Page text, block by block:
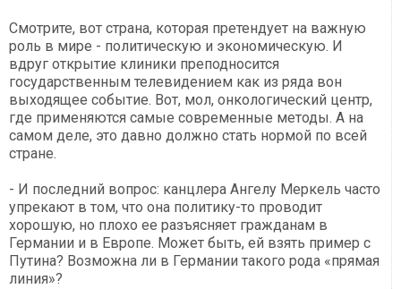
Смотрите, вот страна, которая претендует на важную
роль в мире - политическую и экономическую. И
вдруг открытие клиники преподносится
государственным телевидением как из ряда вон
выходящее событие. Вот, мол, онкологический центр,
где применяются самые современные методы. А на
самом деле, это давно должно стать нормой по всей
стране.
- И последний вопрос: канцлера Ангелу Меркель часто
упрекают в том, что она политику-то проводит
хорошую, но плохо ее разъясняет гражданам в
Германии и в Европе. Может быть, ей взять пример с
Путина? Возможна ли в Германии такого рода «прямая
линия»?